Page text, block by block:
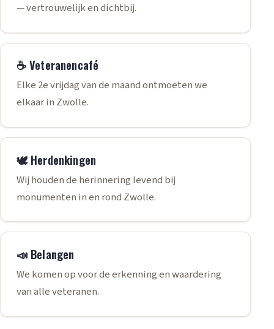
— vertrouwelijk en dichtbij.
☕ Veteranencafé
Elke 2e vrijdag van de maand ontmoeten we
elkaar in Zwolle.
🕊️ Herdenkingen
Wij houden de herinnering levend bij
monumenten in en rond Zwolle.
📣 Belangen
We komen op voor de erkenning en waardering
van alle veteranen.